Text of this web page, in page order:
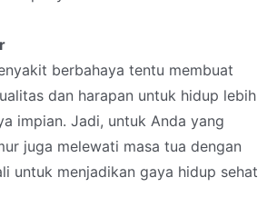
berbahaya tentu membuat
dan harapan untuk hidup lebih
impian. Jadi, untuk Anda yang
juga melewati masa tua dengan
untuk menjadikan gaya hidup sehat